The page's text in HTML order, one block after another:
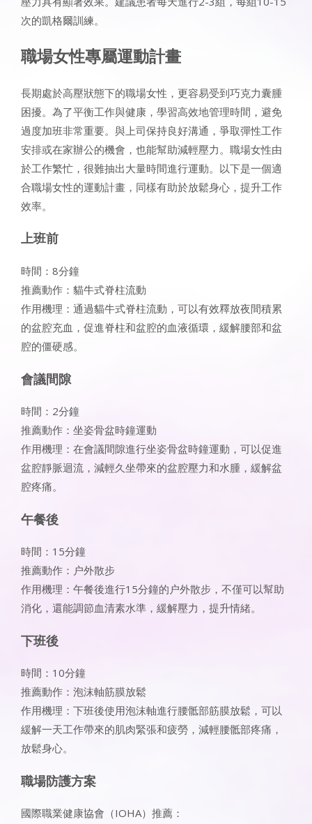
次的凱格爾訓練。
職場女性專屬運動計畫
長期處於高壓狀態下的職場女性，更容易受到巧克力囊腫
困擾。為了平衡工作與健康，學習高效地管理時間，避免
過度加班非常重要。與上司保持良好溝通，爭取彈性工作
安排或在家辦公的機會，也能幫助減輕壓力。職場女性由
於工作繁忙，很難抽出大量時間進行運動。以下是一個適
合職場女性的運動計畫，同樣有助於放鬆身心，提升工作
效率。
上班前
時間：8分鐘
推薦動作：貓牛式脊柱流動
作用機理：通過貓牛式脊柱流動，可以有效釋放夜間積累
的盆腔充血，促進脊柱和盆腔的血液循環，緩解腰部和盆
腔的僵硬感。
會議間隙
時間：2分鐘
推薦動作：坐姿骨盆時鐘運動
作用機理：在會議間隙進行坐姿骨盆時鐘運動，可以促進
盆腔靜脈迴流，減輕久坐帶來的盆腔壓力和水腫，緩解盆
腔疼痛。
午餐後
時間：15分鐘
推薦動作：户外散步
作用機理：午餐後進行15分鐘的户外散步，不僅可以幫助
消化，還能調節血清素水準，緩解壓力，提升情緒。
下班後
時間：10分鐘
推薦動作：泡沫軸筋膜放鬆
作用機理：下班後使用泡沫軸進行腰骶部筋膜放鬆，可以
緩解一天工作帶來的肌肉緊張和疲勞，減輕腰骶部疼痛，
放鬆身心。
職場防護方案
國際職業健康協會（IOHA）推薦：